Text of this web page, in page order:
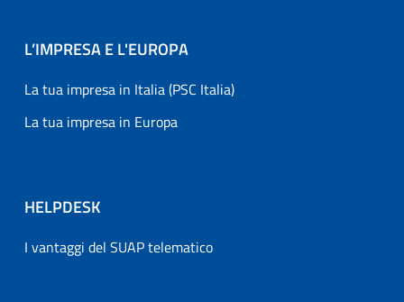
L’IMPRESA E L'EUROPA
La tua impresa in Italia (PSC Italia)
La tua impresa in Europa
HELPDESK
I vantaggi del SUAP telematico